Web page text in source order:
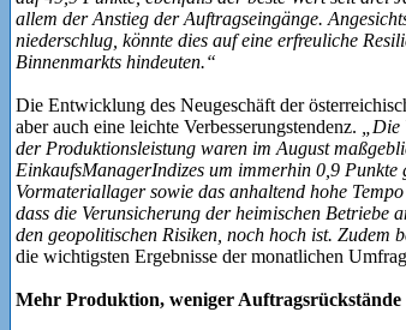
allem der Anstieg der Auftragseingänge.
niederschlug, könnte dies auf eine erfreuliche
Binnenmarkts hindeuten.“
Die Entwicklung des Neugeschäft der
aber auch eine leichte Verbesserungstendenz.
der Produktionsleistung waren im August
EinkaufsManagerIndizes um immerhin 0,9
Vormateriallager sowie das anhaltend hohe
dass die Verunsicherung der heimischen Betriebe
den geopolitischen Risiken, noch hoch ist. Zudem
die wichtigsten Ergebnisse der monatlichen
Mehr Produktion, weniger Auftragsrückstände